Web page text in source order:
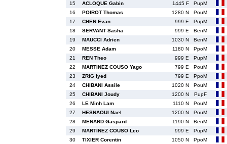
15
ACLOQUE Gabin 1445 F
PupM
16
POIROT Thomas 1280 N
PouM
17
CHEN Evan 999 E
PupM
18
SERVANT Sasha 999 E
BenM
19
MAUCCI Adrien 1030 N
BenM
20
MESSE Adam 1180 N
PpoM
21
REN Theo 999 E
PupM
22
MARTINEZ COUSO Yago 799 E
PouM
23
ZRIG Iyed 799 E
PpoM
24
CHIBANI Assile 1020 N
PouM
25
CHIBANI Joudy 1200 N
PupF
26
LE Minh Lam 1110 N
PouM
27
HESNAOUI Nael 1200 N
PouM
28
MENARD Gaspard 1190 N
BenM
29
MARTINEZ COUSO Leo 999 E
PupM
30
TIXIER Corentin 1050 N
PpoM